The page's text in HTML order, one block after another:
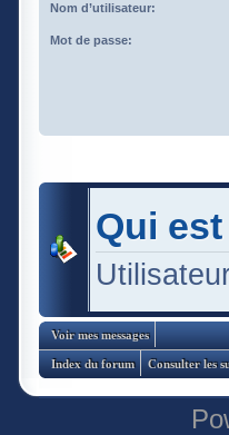
Nom d’utilisateur:
Mot de passe:
Qui
Voir mes messages
Index du forum Consulter les